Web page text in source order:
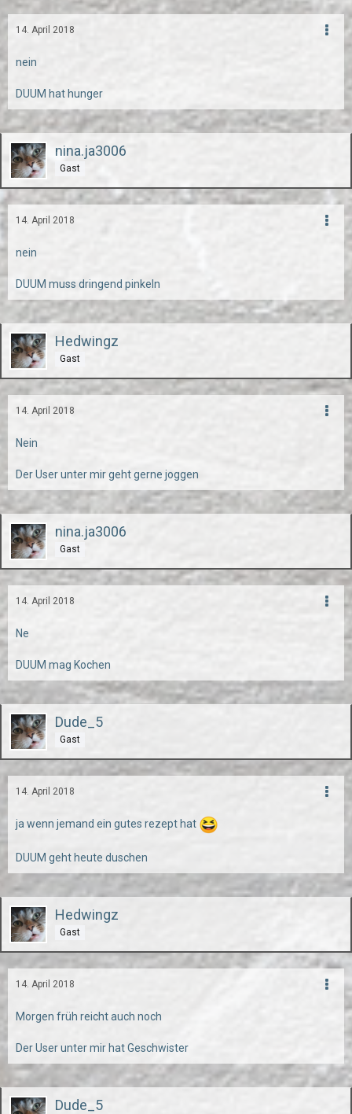
14. April 2018
nein
DUUM hat hunger
nina.ja3006
Gast
14. April 2018
nein
DUUM muss dringend pinkeln
Hedwingz
Gast
14. April 2018
Nein
Der User unter mir geht gerne joggen
nina.ja3006
Gast
14. April 2018
Ne
DUUM mag Kochen
Dude_5
Gast
14. April 2018
ja wenn jemand ein gutes rezept hat
DUUM geht heute duschen
Hedwingz
Gast
14. April 2018
Morgen früh reicht auch noch
Der User unter mir hat Geschwister
Dude_5